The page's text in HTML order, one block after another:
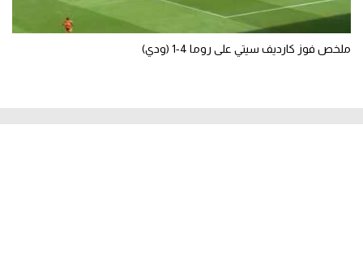
ملخص فوز كارديف سيتي على روما 4-1 (ودي)